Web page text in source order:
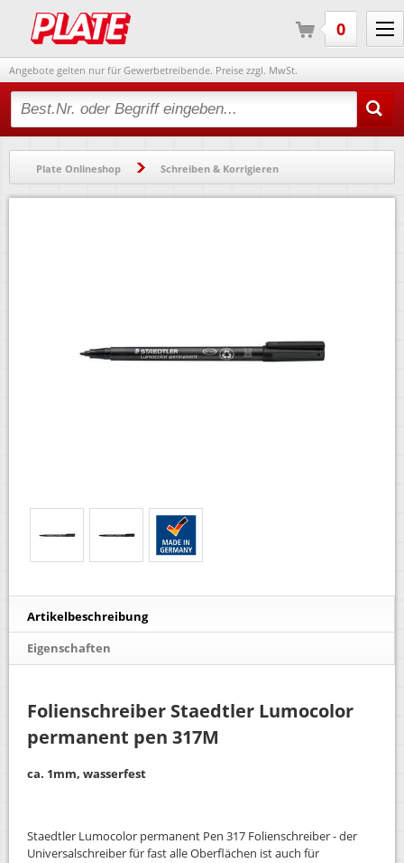
Angebote gelten nur für Gewerbetreibende. Preise zzgl. MwSt.
Type 2 or more characters for results.
Plate Onlineshop Schreiben & Korrigieren
Artikelbeschreibung
Eigenschaften
Folienschreiber Staedtler Lumocolor
permanent pen 317M
ca. 1mm, wasserfest
Staedtler Lumocolor permanent Pen 317 Folienschreiber - der
Universalschreiber für fast alle Oberflächen ist auch für
0